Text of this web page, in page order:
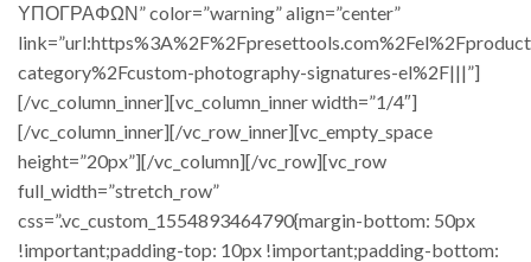
ΥΠΟΓΡΑΦΩΝ” color=”warning” align=”center”
category%2Fcustom-photography-signatures-el%2F|||”]
[/vc_column_inner][vc_column_inner width=”1/4″]
[/vc_column_inner][/vc_row_inner][vc_empty_space
height=”20px”][/vc_column][/vc_row][vc_row
full_width=”stretch_row”
css=”.vc_custom_1554893464790{margin-bottom: 50px
!important;padding-top: 10px !important;padding-bottom: